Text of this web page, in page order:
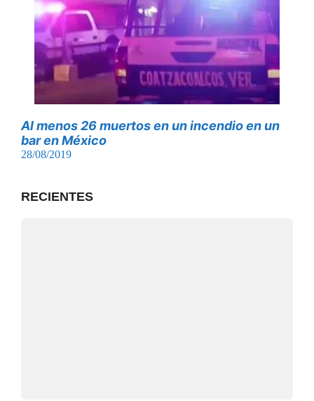
Al menos 26 muertos en un incendio en un
bar en México
28/08/2019
RECIENTES